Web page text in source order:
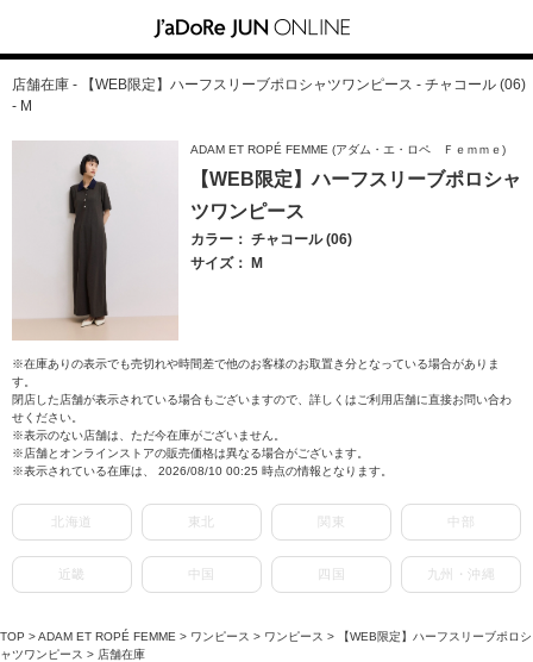
店舗在庫 - 【WEB限定】ハーフスリーブポロシャツワンピース - チャコール (06)
- M
ADAM ET ROPÉ FEMME (アダム・エ・ロペ Ｆｅｍｍｅ)
【WEB限定】ハーフスリーブポロシャ
ツワンピース
カラー： チャコール (06)
サイズ： M
※在庫ありの表示でも売切れや時間差で他のお客様のお取置き分となっている場合がありま
す。
閉店した店舗が表示されている場合もございますので、詳しくはご利用店舗に直接お問い合わ
せください。
※表示のない店舗は、ただ今在庫がございません。
※店舗とオンラインストアの販売価格は異なる場合がございます。
※表示されている在庫は、 2026/08/10 00:25 時点の情報となります。
北海道 東北 関東 中部
近畿 中国 四国 九州・沖縄
TOP >ADAM ET ROPÉ FEMME > ワンピース > ワンピース >
【WEB限定】ハーフスリーブポロシ
ャツワンピース > 店舗在庫